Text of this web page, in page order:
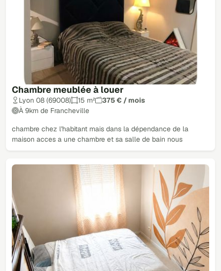
Chambre meublée à louer
Lyon 08 (69008) 15 m²
375 € / mois
À 9km de Francheville
chambre chez l'habitant mais dans la dépendance de la
maison acces a une chambre et sa salle de bain nous